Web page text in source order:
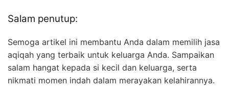
Salam penutup:
Semoga artikel ini membantu Anda dalam memilih jasa
aqiqah yang terbaik untuk keluarga Anda. Sampaikan
salam hangat kepada si kecil dan keluarga, serta
nikmati momen indah dalam merayakan kelahirannya.